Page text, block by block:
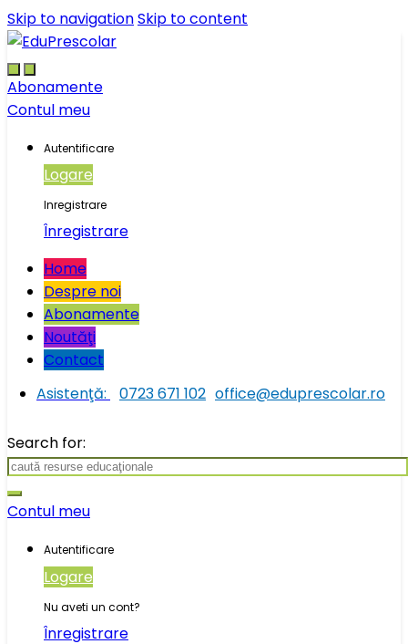
Skip to navigationSkip to content
Abonamente
Contul meu
Autentificare
Logare
Inregistrare
Înregistrare
Home
Despre noi
Abonamente
Noutăţi
Contact
Asistenţă:
0723 671 102 office@eduprescolar.ro
Search for:
Contul meu
Autentificare
Logare
Nu aveti un cont?
Înregistrare